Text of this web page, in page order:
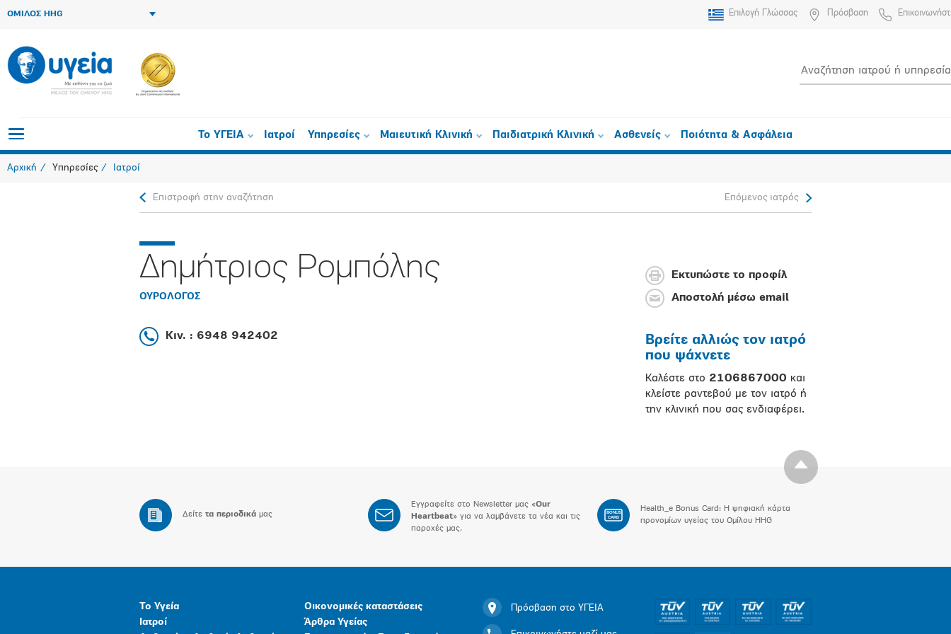
ΟΜΙΛΟΣ HHG Επιλογή Γλώσσας Πρόσβαση
Το ΥΓΕΙΑ Ιατροί Υπηρεσίες Μαιευτική Κλινική Παιδιατρική Κλινική Ασθενείς Ποιότητα & Ασφάλεια
Αρχική Υπηρεσίες Ιατροί
Επιστροφή στην αναζήτηση Επόμενος ιατρός
Δημήτριος Ρομπόλης
ΟΥΡΟΛΟΓΟΣ
Κιν. : 6948 942402
Εκτυπώστε το προφίλ
Αποστολή μέσω email
Βρείτε αλλιώς τον ιατρό
που ψάχνετε
Καλέστε στο 2106867000 και
κλείστε ραντεβού με τον ιατρό ή
την κλινική που σας ενδιαφέρει.
Δείτε τα περιοδικά μας
Εγγραφείτε στο Newsletter μας «Our
Heartbeat» για να λαμβάνετε τα νέα και τις
παροχές μας.
BONUS
CARD
Health_e Bonus Card: H ψηφιακή κάρτα
προνομίων υγείας του Ομίλου HHG
Το Υγεία
Ιατροί
Οικονομικές καταστάσεις
Άρθρα Υγείας
Πρόσβαση στο ΥΓΕΙΑ